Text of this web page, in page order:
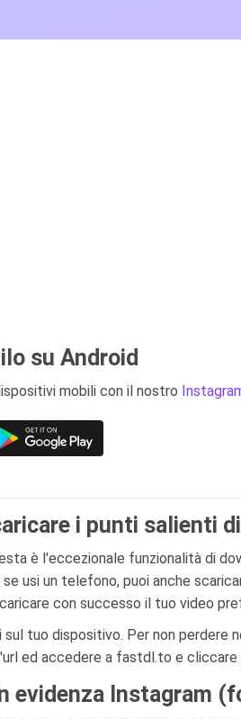
su Android
mobili con il nostro
i punti salienti
è l'eccezionale funzionalità di
un telefono, puoi anche
con successo il tuo video
tuo dispositivo. Per non
ed accedere a fastdl.to e
evidenza Instagram